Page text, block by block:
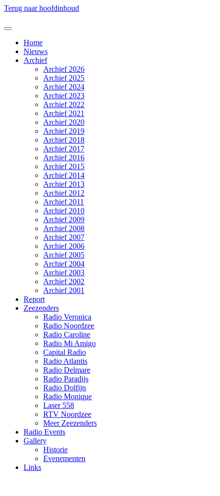
Terug naar hoofdinhoud
Home
Nieuws
Archief
Archief 2026
Archief 2025
Archief 2024
Archief 2023
Archief 2022
Archief 2021
Archief 2020
Archief 2019
Archief 2018
Archief 2017
Archief 2016
Archief 2015
Archief 2014
Archief 2013
Archief 2012
Archief 2011
Archief 2010
Archief 2009
Archief 2008
Archief 2007
Archief 2006
Archief 2005
Archief 2004
Archief 2003
Archief 2002
Archief 2001
Report
Zeezenders
Radio Veronica
Radio Noordzee
Radio Caroline
Radio Mi Amigo
Capital Radio
Radio Atlantis
Radio Delmare
Radio Paradijs
Radio Dolfijn
Radio Monique
Laser 558
RTV Noordzee
Meer Zeezenders
Radio Events
Gallery
Historie
Evenementen
Links